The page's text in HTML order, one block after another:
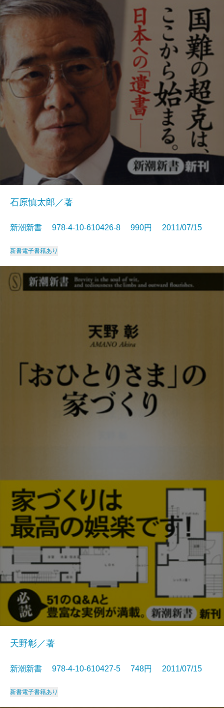
石原慎太郎／著
新潮新書 978-4-10-610426-8 990円 2011/07/15
新書電子書籍あり
天野彰／著
新潮新書 978-4-10-610427-5 748円 2011/07/15
新書電子書籍あり